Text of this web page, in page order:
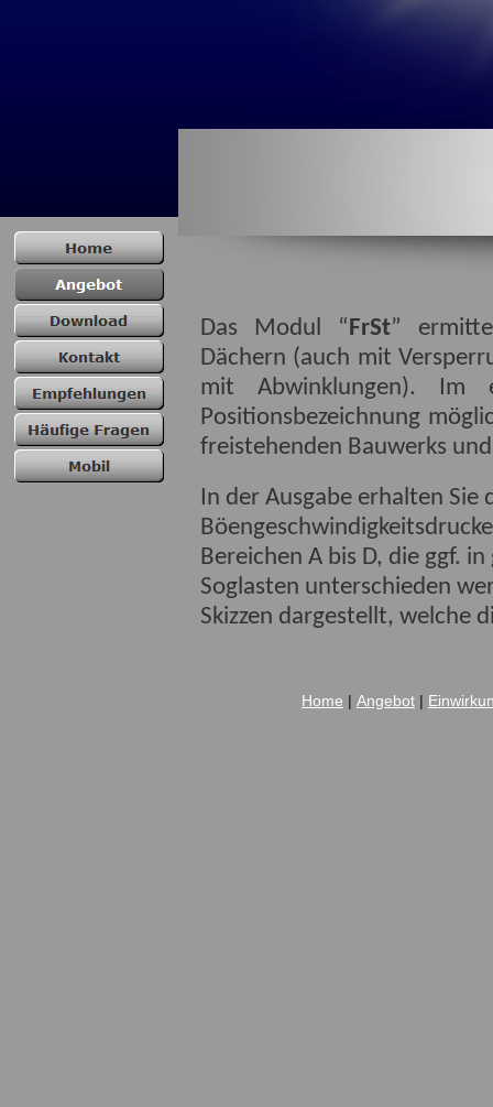
Das Modul “FrSt”
Dächern (auch mit
mit Abwinklungen).
Positionsbezeichnung
freistehenden Bauwerks
In der Ausgabe erhalten Sie
Bereichen A bis D, die ggf.
Soglasten unterschieden
Skizzen dargestellt, welche
Home | Angebot |